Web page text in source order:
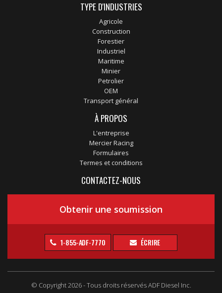
TYPE D'INDUSTRIES
Agricole
Construction
Forestier
Industriel
Maritime
Minier
Petrolier
OEM
Transport général
À PROPOS
L'entreprise
Mercier Racing
Formulaires
Termes et conditions
CONTACTEZ-NOUS
Obtenir une soumission
1-855-ADF-7770 ÉCRIRE
© Copyright 2026 - Tous droits réservés ADF Diesel Inc.